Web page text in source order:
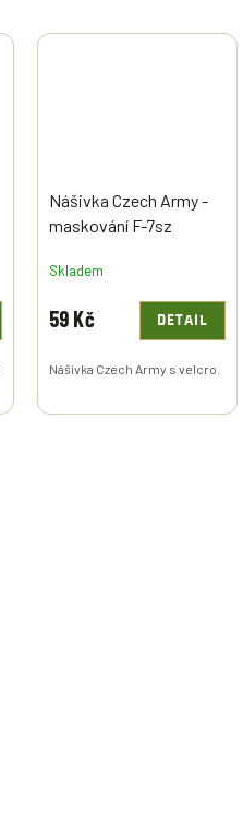
Nášivka Czech Army -
maskování F-7sz
Skladem
59 Kč DETAIL
Nášivka Czech Army s velcro.